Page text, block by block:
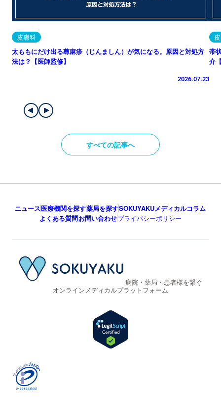
皮膚科
太ももにだけ出る蕁麻疹（じんましん）が気になる。原因と対処方
法は？【医師監修】
2026.07.23
帯
介
すべての記事へ
ニュース医療機関を探す薬局を探すSOKUYAKUメディカルコラム
よくある質問お問い合わせプライバシーポリシー
病院・薬局・患者様を繋ぐ
オンラインメディカルプラットフォーム